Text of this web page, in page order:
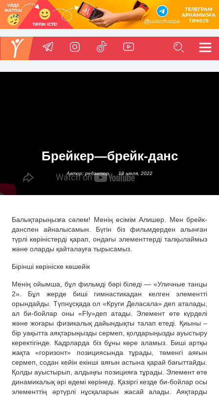
Брейкер—брейк-данс
Автор: редактор 19 июля, 2022
Балықтарыңызға сәлем! Менің есімім Алишер. Мен брейк-
данспен айналысамын. Бүгін біз фильмдерден алынған
түрлі көріністерді қарап, ондағы элементтерді талқылаймыз
және оларды қайталауға тырысамыз.
Бірінші көрініске көшейік
Менің ойымша, бұл фильмді бәрі біледі — «Уличные танцы
2». Бұл жерде биші гимнастикадан келген элементті
орындайды. Түпнұсқада ол «Круги Деласала» деп аталады,
ал би-бойлар оны «Fly»деп атады. Элемент өте күрделі
және жоғары физикалық дайындықты талап етеді. Қиыны –
бір уақытта аяқтарыңызды сермеп, қолдарыңызды ауыстыру
керектігінде. Кадрларда біз бұны көре аламыз. Биші артқы
жақта «горизонт» позициясында тұрады, төменгі аяғын
сермеп, содан кейін екінші аяғын астына қарай бағыттайды.
Қолды ауыстырып, алдыңғы позицияға тұрады. Элемент өте
динамикалық әрі әдемі көрінеді. Қазіргі кезде би-бойлар осы
элементтің әртүрлі нұсқаларын жасай алады. Аяқтарды